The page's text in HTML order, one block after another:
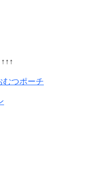
むつポーチ